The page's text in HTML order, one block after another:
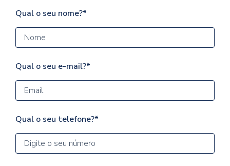
Qual o seu nome?*
Qual o seu e-mail?*
Qual o seu telefone?*